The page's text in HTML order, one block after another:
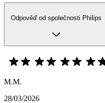
Odpověď od společnosti Philips
М.M.
28/03/2026